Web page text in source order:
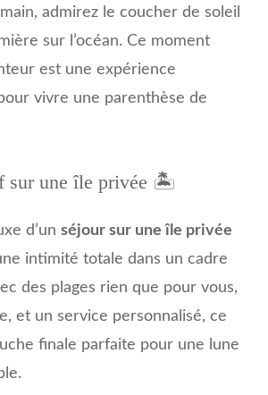
admirez le coucher de soleil
sur l’océan. Ce moment
est une expérience
vivre une parenthèse de
sur une île privée 🏝️
d’un séjour sur une île privée
intimité totale dans un cadre
des plages rien que pour vous,
et un service personnalisé, ce
finale parfaite pour une lune